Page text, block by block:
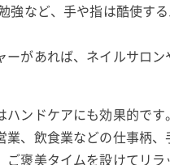
強など、手や指は酷使す
ーがあれば、ネイルサロ
ンドケアにも効果的です。
、飲食業などの仕事柄
褒美タイムを設けてリラ